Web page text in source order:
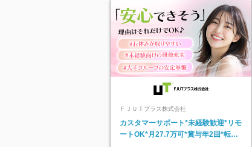
ＦＪＵＴプラス株式会社
カスタマーサポート*未経験歓迎*リモ
ートOK*月27.7万可*賞与年2回*転勤